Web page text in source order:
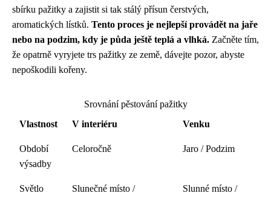
sbírku pažitky a zajistit si tak stálý přísun čerstvých,
aromatických lístků. Tento proces je nejlepší provádět na jaře
nebo na podzim, kdy je půda ještě teplá a vlhká. Začněte tím,
že opatrně vyryjete trs pažitky ze země, dávejte pozor, abyste
nepoškodili kořeny.
Srovnání pěstování pažitky
Vlastnost
V interiéru Venku
Období
výsadby
Celoročně Jaro / Podzim
Světlo
Slunečné místo /
Slunné místo /